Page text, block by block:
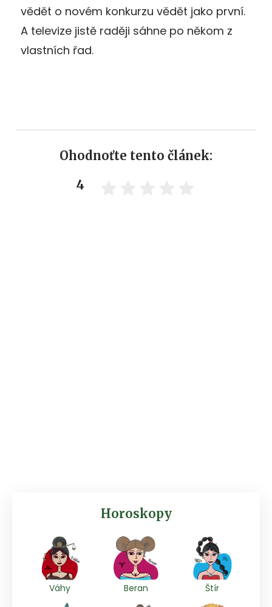
vědět o novém konkurzu vědět jako první.
A televize jistě raději sáhne po někom z
vlastních řad.
Ohodnoťte tento článek:
4
Horoskopy
Váhy Beran Štír